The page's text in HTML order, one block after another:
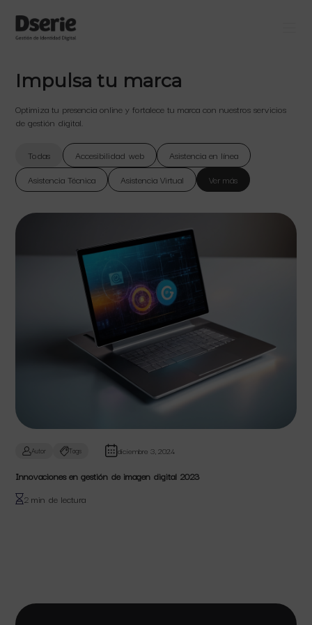
Impulsa tu marca
Optimiza tu presencia online y fortalece tu marca con nuestros servicios
de gestión digital.
Todas Accesibilidad web
Asistencia en línea
Asistencia Técnica
Asistencia Virtual Ver más
Autor Tags diciembre 3, 2024
Innovaciones en gestión de imagen digital 2023
2 min de lectura